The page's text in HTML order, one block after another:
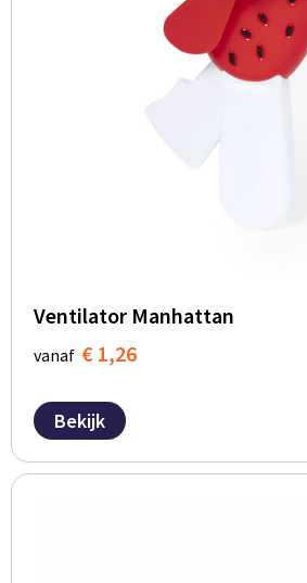
Ventilator Manhattan
vanaf € 1,26
Bekijk